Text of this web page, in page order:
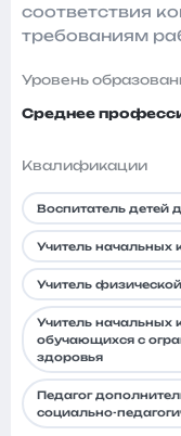
соответствия
требованиям
Уровень
Среднее
Квалификации
Воспитатель детей
Учитель начальных
Учитель
Учитель начальных
обучающихся с
здоровья
Педагог
социально-